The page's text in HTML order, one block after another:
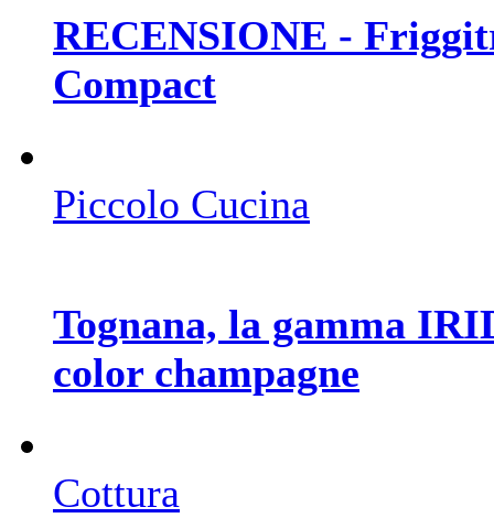
RECENSIONE -
Compact
Piccolo Cucina
Tognana, la gamma
color champagne
Cottura